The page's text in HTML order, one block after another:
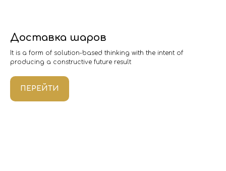
Доставка шаров
It is a form of solution-based thinking with the intent of
producing a constructive future result
ПЕРЕЙТИ